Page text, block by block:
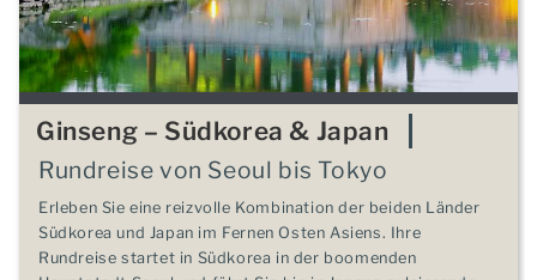
Ginseng – Südkorea & Japan
Rundreise von Seoul bis Tokyo
Erleben Sie eine reizvolle Kombination der beiden Länder
Südkorea und Japan im Fernen Osten Asiens. Ihre
Rundreise startet in Südkorea in der boomenden